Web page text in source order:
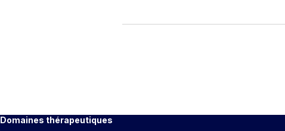
Domaines thérapeutiques